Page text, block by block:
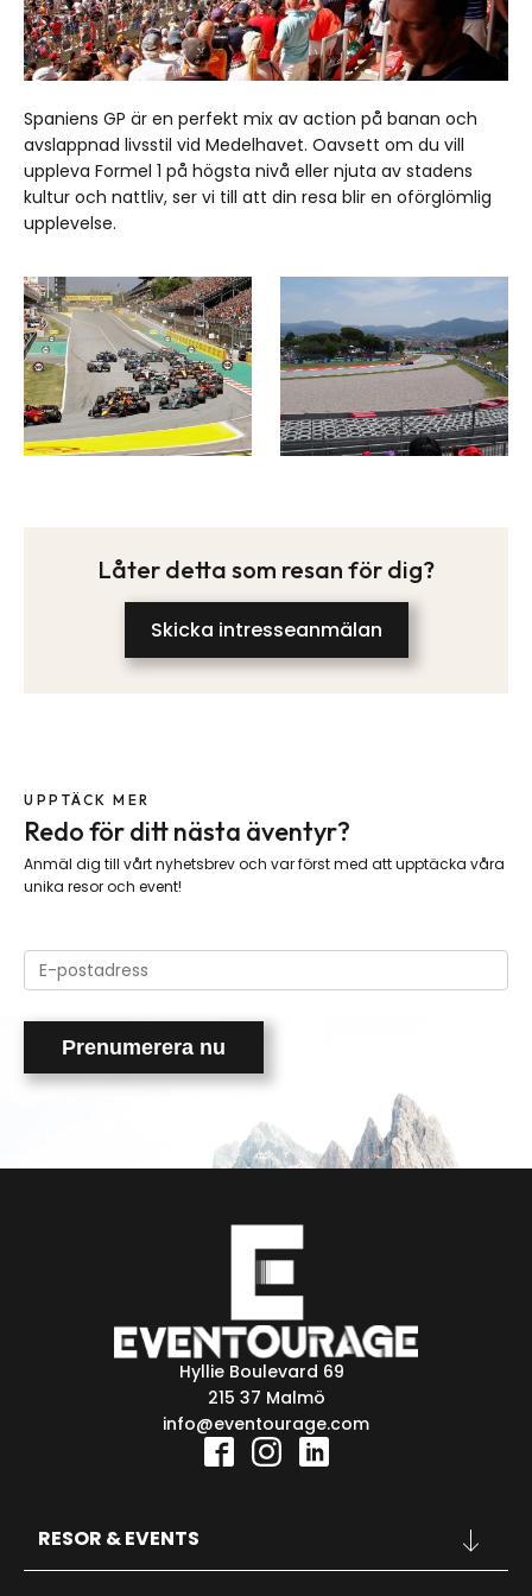
Spaniens GP är en perfekt mix av action på banan och
avslappnad livsstil vid Medelhavet. Oavsett om du vill
uppleva Formel 1 på högsta nivå eller njuta av stadens
kultur och nattliv, ser vi till att din resa blir en oförglömlig
upplevelse.
Låter detta som resan för dig?
Skicka intresseanmälan
UPPTÄCK MER
Redo för ditt nästa äventyr?
Anmäl dig till vårt nyhetsbrev och var först med att upptäcka våra
unika resor och event!
Please
leave
Hyllie Boulevard 69
215 37 Malmö
info@eventourage.com
RESOR & EVENTS